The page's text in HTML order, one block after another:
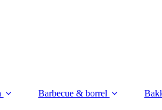
Barbecue & borrel